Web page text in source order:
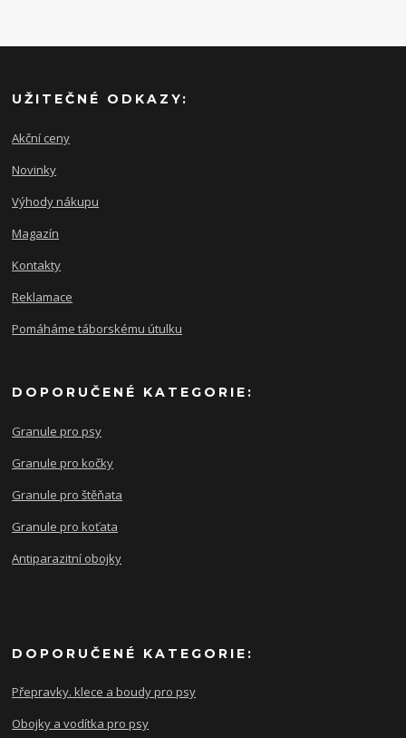
UŽITEČNÉ ODKAZY:
Akční ceny
Novinky
Výhody nákupu
Magazín
Kontakty
Reklamace
Pomáháme táborskému útulku
DOPORUČENÉ KATEGORIE:
Granule pro psy
Granule pro kočky
Granule pro štěňata
Granule pro koťata
Antiparazitní obojky
DOPORUČENÉ KATEGORIE:
Přepravky. klece a boudy pro psy
Obojky a vodítka pro psy